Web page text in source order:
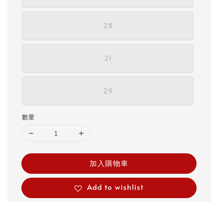
28
21
29
數量
加入購物車
Add to wishlist